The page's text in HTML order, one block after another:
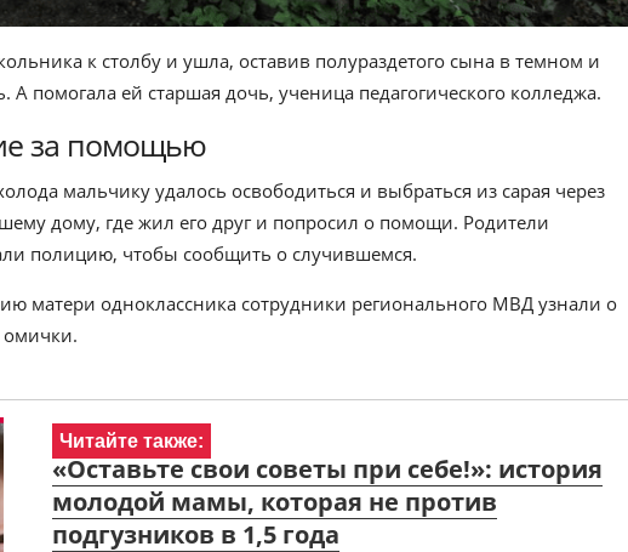
к столбу и ушла, оставив полураздетого сына в темном и
помогала ей старшая дочь, ученица педагогического колледжа.
за помощью
мальчику удалось освободиться и выбраться из сарая через
дому, где жил его друг и попросил о помощи. Родители
полицию, чтобы сообщить о случившемся.
матери одноклассника сотрудники регионального МВД узнали о
омички.
Читайте также:
«Оставьте свои советы при себе!»: история
молодой мамы, которая не против
подгузников в 1,5 года